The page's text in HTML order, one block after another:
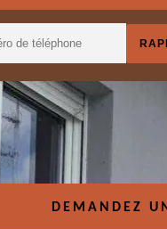
DEMANDEZ